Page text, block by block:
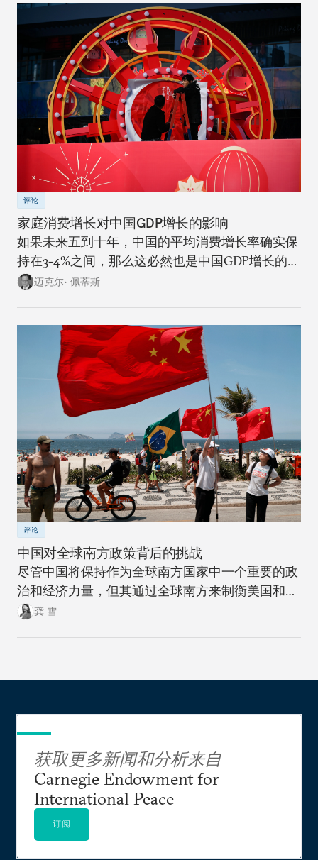
评论
家庭消费增长对中国GDP增长的影响
如果未来五到十年，中国的平均消费增长率确实保
持在3-4%之间，那么这必然也是中国GDP增长的上
限。迈克尔• 佩蒂斯
评论
中国对全球南方政策背后的挑战
尽管中国将保持作为全球南方国家中一个重要的政
治和经济力量，但其通过全球南方来制衡美国和全
球北方的雄心计划远非十拿九稳。
龚 雪
获取更多新闻和分析来自
Carnegie Endowment for
International Peace
订阅